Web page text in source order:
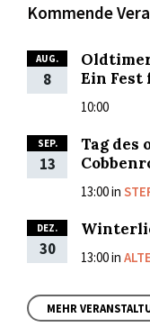
Kommende
AUG.
8
Ein Fest
10:00
SEP.
13
Tag des
13:00in
DEZ.
30 13:00in
MEHR